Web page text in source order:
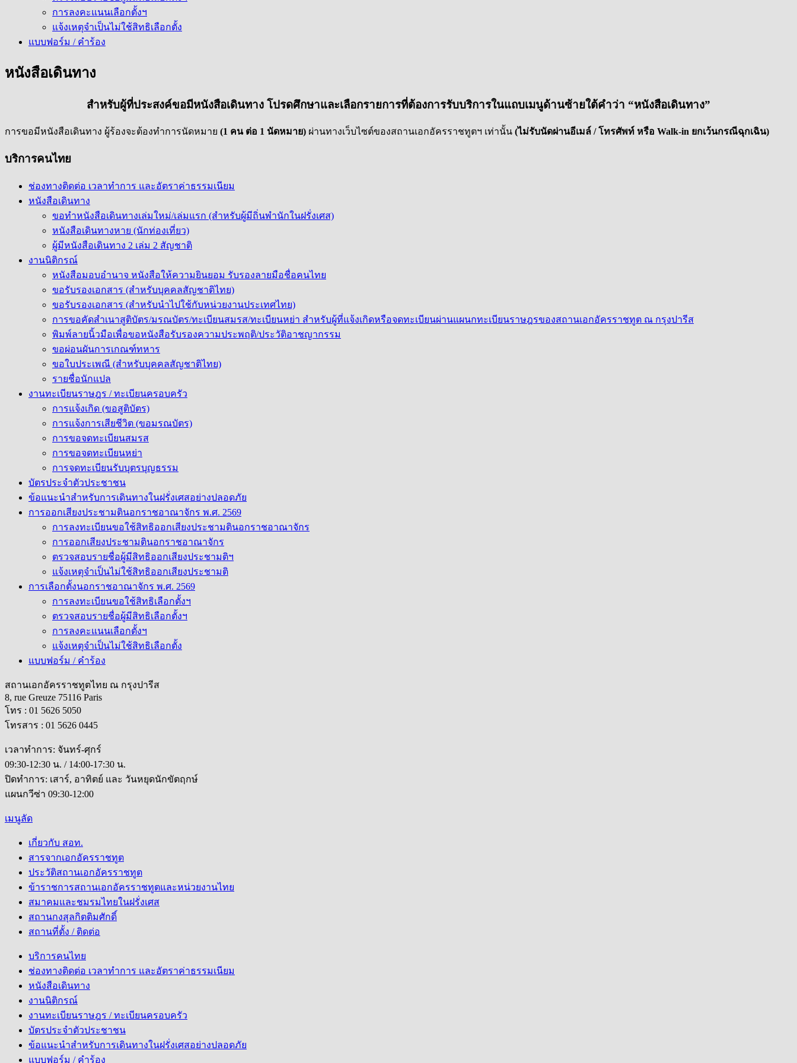
การลงคะแนนเลือกตั้งฯ
แจ้งเหตุจำเป็นไม่ใช้สิทธิเลือกตั้ง
แบบฟอร์ม / คำร้อง
หนังสือเดินทาง
สำหรับผู้ที่ประสงค์ขอมีหนังสือเดินทาง โปรดศึกษาและเลือกรายการที่ต้องการรับบริการในแถบเมนูด้านซ้ายใต้คำว่า “หนังสือเดินทาง”
การขอมีหนังสือเดินทาง ผู้ร้องจะต้องทำการนัดหมาย (1 คน ต่อ 1 นัดหมาย) ผ่านทางเว็บไซต์ของสถานเอกอัครราชทูตฯ เท่านั้น (ไม่รับนัดผ่านอีเมล์ / โทรศัพท์ หรือ Walk-in ยกเว้นกรณีฉุกเฉิน)
บริการคนไทย
ช่องทางติดต่อ เวลาทำการ และอัตราค่าธรรมเนียม
หนังสือเดินทาง
ขอทำหนังสือเดินทางเล่มใหม่/เล่มแรก (สำหรับผู้มีถิ่นพำนักในฝรั่งเศส)
หนังสือเดินทางหาย (นักท่องเที่ยว)
ผู้มีหนังสือเดินทาง 2 เล่ม 2 สัญชาติ
งานนิติกรณ์
หนังสือมอบอำนาจ หนังสือให้ความยินยอม รับรองลายมือชื่อคนไทย
ขอรับรองเอกสาร (สำหรับบุคคลสัญชาติไทย)
ขอรับรองเอกสาร (สำหรับนำไปใช้กับหน่วยงานประเทศไทย)
การขอคัดสำเนาสูติบัตร/มรณบัตร/ทะเบียนสมรส/ทะเบียนหย่า สำหรับผู้ที่แจ้งเกิดหรือจดทะเบียนผ่านแผนกทะเบียนราษฎรของสถานเอกอัครราชทูต ณ กรุงปารีส
พิมพ์ลายนิ้วมือเพื่อขอหนังสือรับรองความประพฤติ/ประวัติอาชญากรรม
ขอผ่อนผันการเกณฑ์ทหาร
ขอใบประเพณี (สำหรับบุคคลสัญชาติไทย)
รายชื่อนักแปล
งานทะเบียนราษฎร / ทะเบียนครอบครัว
การแจ้งเกิด (ขอสูติบัตร)
การแจ้งการเสียชีวิต (ขอมรณบัตร)
การขอจดทะเบียนสมรส
การขอจดทะเบียนหย่า
การจดทะเบียนรับบุตรบุญธรรม
บัตรประจำตัวประชาชน
ข้อแนะนำสำหรับการเดินทางในฝรั่งเศสอย่างปลอดภัย
การออกเสียงประชามตินอกราชอาณาจักร พ.ศ. 2569
การลงทะเบียนขอใช้สิทธิออกเสียงประชามตินอกราชอาณาจักร
การออกเสียงประชามตินอกราชอาณาจักร
ตรวจสอบรายชื่อผู้มีสิทธิออกเสียงประชามติฯ
แจ้งเหตุจำเป็นไม่ใช้สิทธิออกเสียงประชามติ
การเลือกตั้งนอกราชอาณาจักร พ.ศ. 2569
การลงทะเบียนขอใช้สิทธิเลือกตั้งฯ
ตรวจสอบรายชื่อผู้มีสิทธิเลือกตั้งฯ
การลงคะแนนเลือกตั้งฯ
แจ้งเหตุจำเป็นไม่ใช้สิทธิเลือกตั้ง
แบบฟอร์ม / คำร้อง
สถานเอกอัครราชทูตไทย ณ กรุงปารีส
8, rue Greuze 75116 Paris
โทร : 01 5626 5050
โทรสาร : 01 5626 0445
เวลาทำการ: จันทร์-ศุกร์
09:30-12:30 น. / 14:00-17:30 น.
ปิดทำการ: เสาร์, อาทิตย์ และ วันหยุดนักขัตฤกษ์
แผนกวีซ่า 09:30-12:00
เมนูลัด
เกี่ยวกับ สอท.
สารจากเอกอัครราชทูต
ประวัติสถานเอกอัครราชทูต
ข้าราชการสถานเอกอัครราชทูตและหน่วยงานไทย
สมาคมและชมรมไทยในฝรั่งเศส
สถานกงสุลกิตติมศักดิ์
สถานที่ตั้ง / ติดต่อ
บริการคนไทย
ช่องทางติดต่อ เวลาทำการ และอัตราค่าธรรมเนียม
หนังสือเดินทาง
งานนิติกรณ์
งานทะเบียนราษฎร / ทะเบียนครอบครัว
บัตรประจำตัวประชาชน
ข้อแนะนำสำหรับการเดินทางในฝรั่งเศสอย่างปลอดภัย
แบบฟอร์ม / คำร้อง